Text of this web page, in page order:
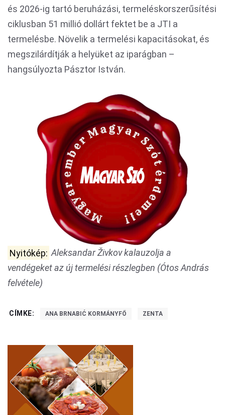
és 2026-ig tartó beruházási, termeléskorszerűsítési
ciklusban 51 millió dollárt fektet be a JTI a
termelésbe. Növelik a termelési kapacitásokat, és
megszilárdítják a helyüket az iparágban –
hangsúlyozta Pásztor István.
Nyitókép: Aleksandar Živkov kalauzolja a
vendégeket az új termelési részlegben (Ótos András
felvétele)
CÍMKE: ANA BRNABIĆ KORMÁNYFŐ ZENTA